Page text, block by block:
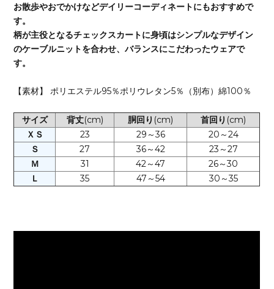
お散歩やおでかけなどデイリーコーディネートにもおすすめで
す。
柄が主役となるチェックスカートに身頃はシンプルなデザイン
のケーブルニットを合わせ、バランスにこだわったウェアで
す。
【素材】 ポリエステル95％ポリウレタン5％（別布）綿100％
サイズ 背丈(cm) 胴回り (cm) 首回り (cm)
ＸＳ
23 29～36
20～24
Ｓ
27 36～42
23～27
Ｍ
31 42～47
26～30
Ｌ
35 47～54 30～35